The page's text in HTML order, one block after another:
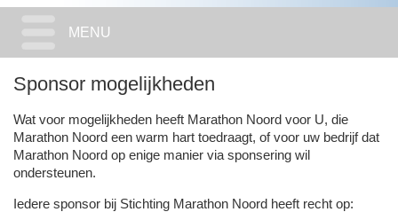
MENU
Sponsor mogelijkheden
Wat voor mogelijkheden heeft Marathon Noord voor U, die
Marathon Noord een warm hart toedraagt, of voor uw bedrijf dat
Marathon Noord op enige manier via sponsering wil
ondersteunen.
Iedere sponsor bij Stichting Marathon Noord heeft recht op: